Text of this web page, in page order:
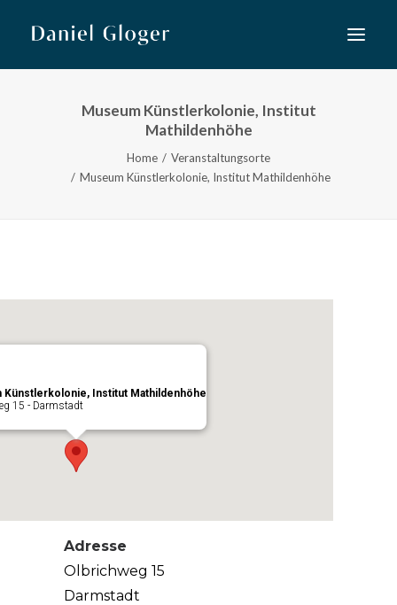
Musiktheater
Museum Künstlerkolonie, Institut
Mathildenhöhe
Home
Veranstaltungsorte
Museum Künstlerkolonie, Institut Mathildenhöhe
Künstlerkolonie, Institut Mathildenhöhe
15 - Darmstadt
Adresse
Olbrichweg 15
Darmstadt